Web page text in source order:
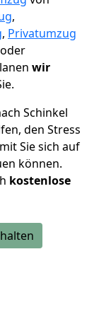
,
, Privatumzug
oder
wir
Schinkel
den Stress
Sie sich auf
können.
kostenlose